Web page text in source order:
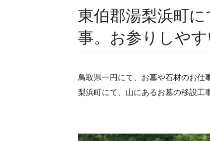
東伯郡湯梨浜町
事。お参りしや
鳥取県一円にて、お墓や石材のお仕
梨浜町にて、山にあるお墓の移設工